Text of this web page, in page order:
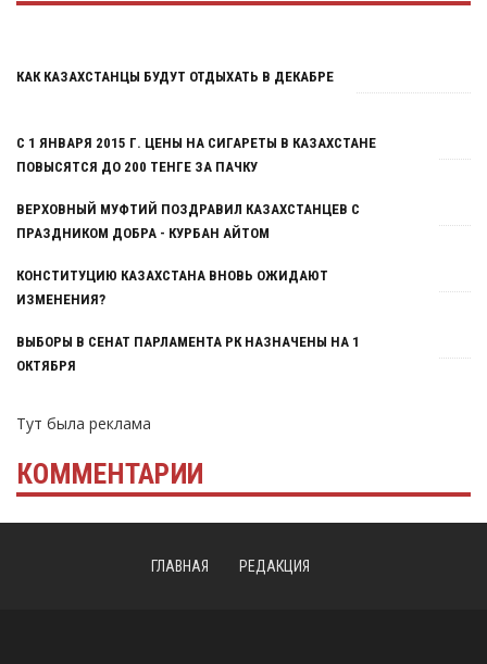
Тут была реклама
КАК КАЗАХСТАНЦЫ БУДУТ ОТДЫХАТЬ В ДЕКАБРЕ
С 1 ЯНВАРЯ 2015 Г. ЦЕНЫ НА СИГАРЕТЫ В КАЗАХСТАНЕ
ПОВЫСЯТСЯ ДО 200 ТЕНГЕ ЗА ПАЧКУ
ВЕРХОВНЫЙ МУФТИЙ ПОЗДРАВИЛ КАЗАХСТАНЦЕВ С
ПРАЗДНИКОМ ДОБРА - КУРБАН АЙТОМ
КОНСТИТУЦИЮ КАЗАХСТАНА ВНОВЬ ОЖИДАЮТ
ИЗМЕНЕНИЯ?
ВЫБОРЫ В СЕНАТ ПАРЛАМЕНТА РК НАЗНАЧЕНЫ НА 1
ОКТЯБРЯ
Тут была реклама
КОММЕНТАРИИ
ГЛАВНАЯ РЕДАКЦИЯ